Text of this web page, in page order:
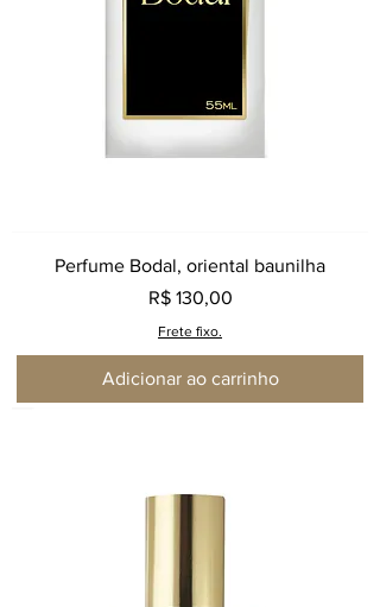
Perfume Bodal, oriental baunilha
Preço
R$ 130,00
Frete fixo.
Adicionar ao carrinho